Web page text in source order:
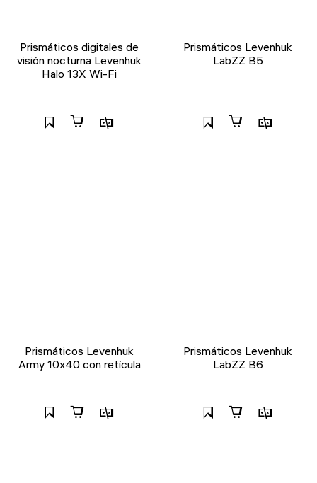
Prismáticos digitales de
visión nocturna Levenhuk
Halo 13X Wi-Fi
Prismáticos Levenhuk
LabZZ B5
Prismáticos Levenhuk
Army 10x40 con retícula
Prismáticos Levenhuk
LabZZ B6